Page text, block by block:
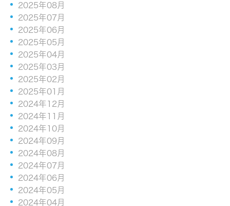
2025年08月
2025年07月
2025年06月
2025年05月
2025年04月
2025年03月
2025年02月
2025年01月
2024年12月
2024年11月
2024年10月
2024年09月
2024年08月
2024年07月
2024年06月
2024年05月
2024年04月